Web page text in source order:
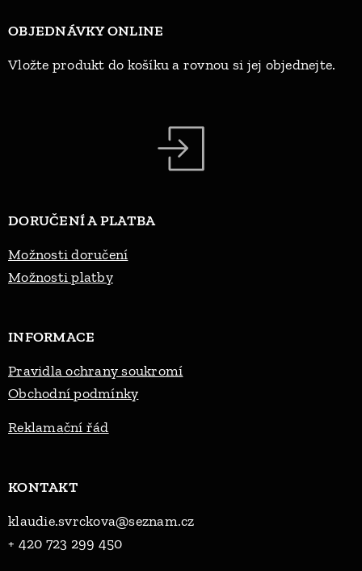
OBJEDNÁVKY ONLINE
Vložte produkt do košíku a rovnou si jej objednejte.
DORUČENÍ A PLATBA
Možnosti doručení
Možnosti platby
INFORMACE
Pravidla ochrany soukromí
Obchodní podmínky
Reklamační řád
KONTAKT
klaudie.svrckova@seznam.cz
+ 420 723 299 450